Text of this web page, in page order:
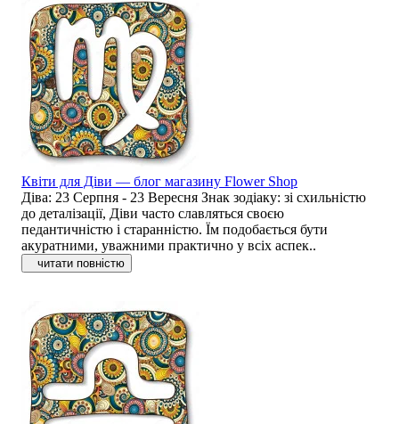
Квіти для Діви — блог магазину Flower Shop
Діва: 23 Серпня - 23 Вересня Знак зодіаку: зі схильністю
до деталізації, Діви часто славляться своєю
педантичністю і старанністю. Їм подобається бути
акуратними, уважними практично у всіх аспек..
читати повністю